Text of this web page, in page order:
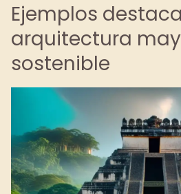
Ejemplos
arquitectura
sostenible